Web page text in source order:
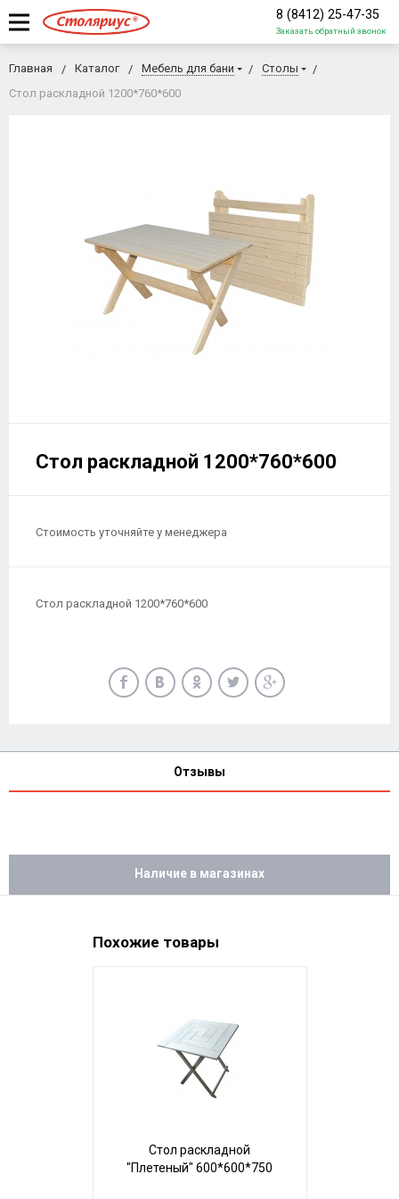
8 (8412) 25-47-35
Заказать обратный звонок
Главная Каталог Мебель для бани
Столы
Стол раскладной 1200*760*600
Стол раскладной 1200*760*600
Стоимость уточняйте у менеджера
Стол раскладной 1200*760*600
Отзывы
Наличие в магазинах
Похожие товары
Стол раскладной
"Плетеный" 600*600*750